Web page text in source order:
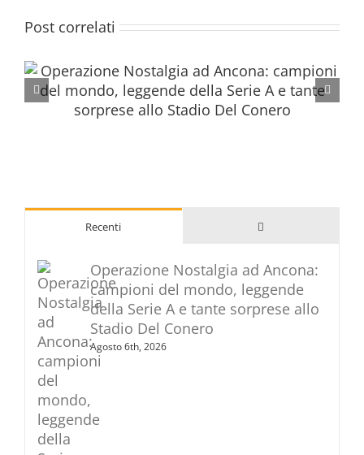
Post correlati
Recenti Commenti
Operazione Nostalgia ad Ancona:
campioni del mondo, leggende
della Serie A e tante sorprese allo
Stadio Del Conero
Agosto 6th, 2026